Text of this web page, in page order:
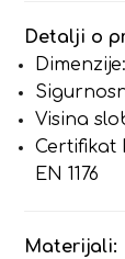
Detalji o
Visina
Certifikat
EN 1176
Materijali: